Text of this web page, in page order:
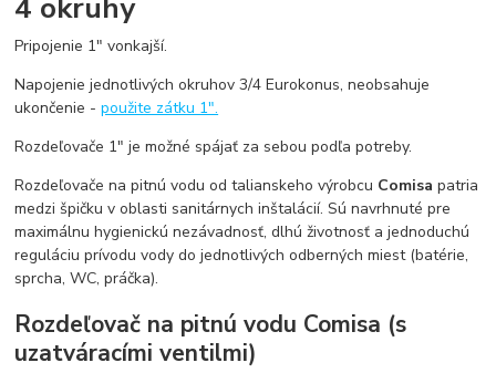
Pripojenie 1" vonkajší.
Napojenie jednotlivých okruhov 3/4 Eurokonus, neobsahuje
ukončenie -použite zátku 1".
Rozdeľovače 1" je možné spájať za sebou podľa potreby.
Rozdeľovače na pitnú vodu od talianskeho výrobcu Comisa patria
medzi špičku v oblasti sanitárnych inštalácií. Sú navrhnuté pre
maximálnu hygienickú nezávadnosť, dlhú životnosť a jednoduchú
reguláciu prívodu vody do jednotlivých odberných miest (batérie,
sprcha, WC, práčka).
Rozdeľovač na pitnú vodu Comisa (s
uzatváracími ventilmi)